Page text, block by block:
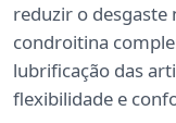
reduzir o desgaste
condroitina
lubrificação das
flexibilidade e